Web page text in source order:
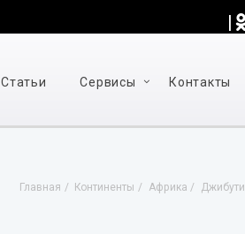
|
Статьи Cервисы Контакты
Главная Континенты Африка Джибути